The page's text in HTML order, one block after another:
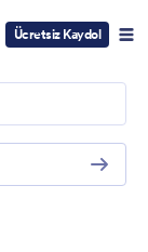
Ücretsiz Kaydol